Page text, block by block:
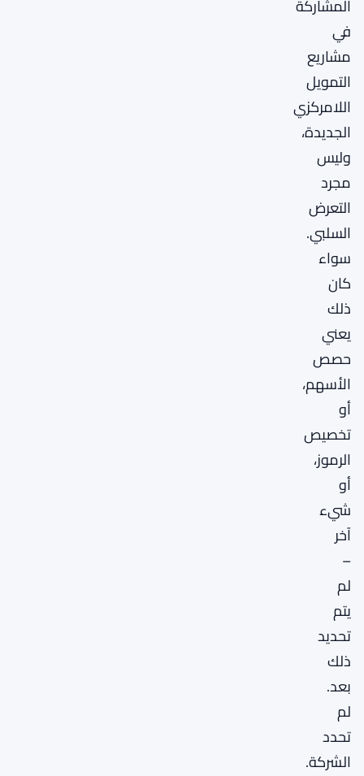
المشاركة
في
مشاريع
التمويل
اللامركزي
الجديدة،
وليس
مجرد
التعرض
السلبي.
سواء
كان
ذلك
يعني
حصص
الأسهم،
أو
تخصيص
الرموز،
أو
شيء
آخر
–
لم
يتم
تحديد
ذلك
بعد.
لم
تحدد
الشركة.